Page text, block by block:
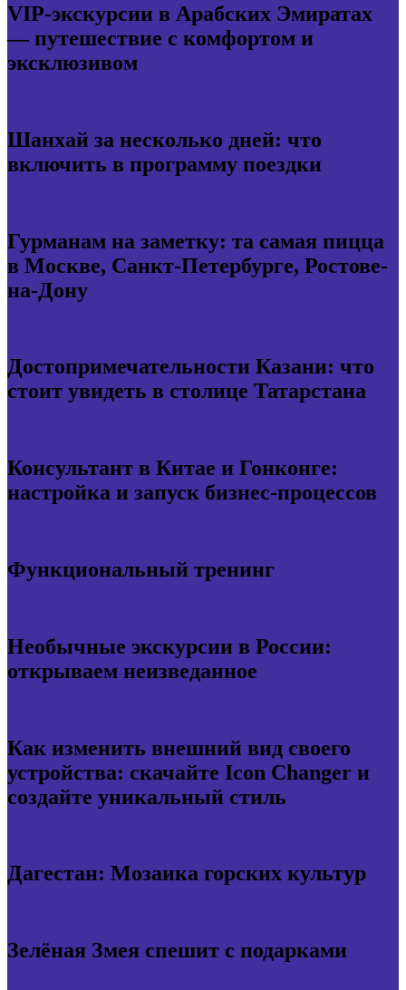
VIP-экскурсии в Арабских Эмиратах
— путешествие с комфортом и
эксклюзивом
Шанхай за несколько дней: что
включить в программу поездки
Гурманам на заметку: та самая пицца
в Москве, Санкт-Петербурге, Ростове-
на-Дону
Достопримечательности Казани: что
стоит увидеть в столице Татарстана
Консультант в Китае и Гонконге:
настройка и запуск бизнес-процессов
Функциональный тренинг
Необычные экскурсии в России:
открываем неизведанное
Как изменить внешний вид своего
устройства: скачайте Icon Changer и
создайте уникальный стиль
Дагестан: Мозаика горских культур
Зелёная Змея спешит с подарками